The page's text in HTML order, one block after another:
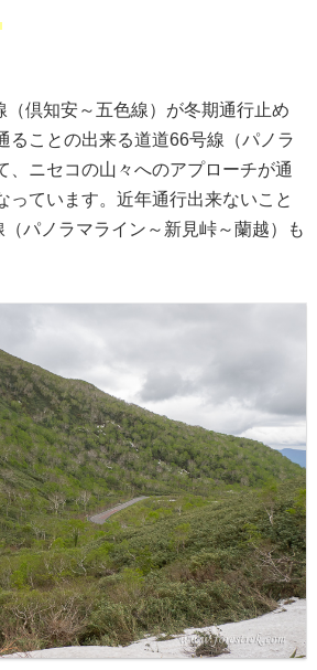
倶知安～五色線）が冬期通行止め
ることの出来る道道66号線（パノラ
、ニセコの山々へのアプローチが通
っています。近年通行出来ないこと
パノラマライン～新見峠～蘭越）も